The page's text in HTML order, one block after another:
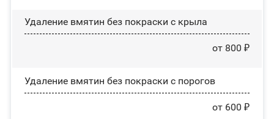
Удаление вмятин без покраски с крыла
от 800 ₽
Удаление вмятин без покраски с порогов
от 600 ₽